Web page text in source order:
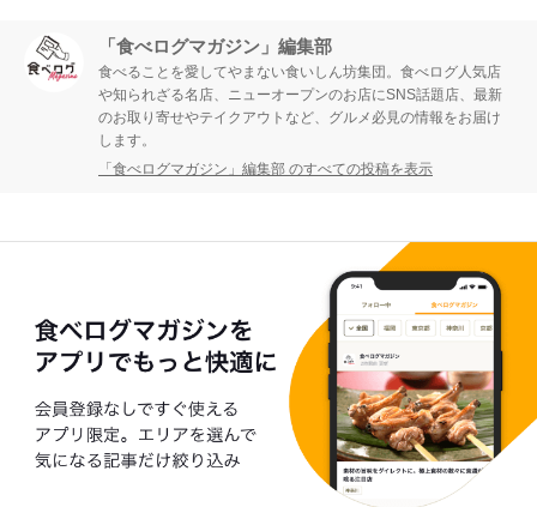
「食べログマガジン」編集部
食べることを愛してやまない食いしん坊集団。食べログ人気店
や知られざる名店、ニューオープンのお店にSNS話題店、最新
のお取り寄せやテイクアウトなど、グルメ必見の情報をお届け
します。
「食べログマガジン」編集部 のすべての投稿を表示